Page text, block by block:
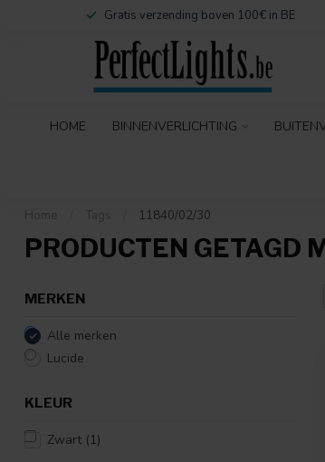
Gratis verzending boven 100€ in BE
HOME BINNENVERLICHTING
Home Tags 11840/02/30
PRODUCTEN GETAGD
MERKEN
Alle merken
Lucide
KLEUR
Zwart (1)